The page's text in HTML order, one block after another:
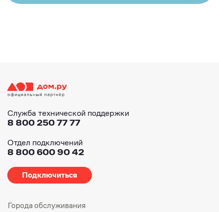
Служба технической поддержки
8 800 250 77 77
Отдел подключений
8 800 600 90 42
Подключиться
Города обслуживания